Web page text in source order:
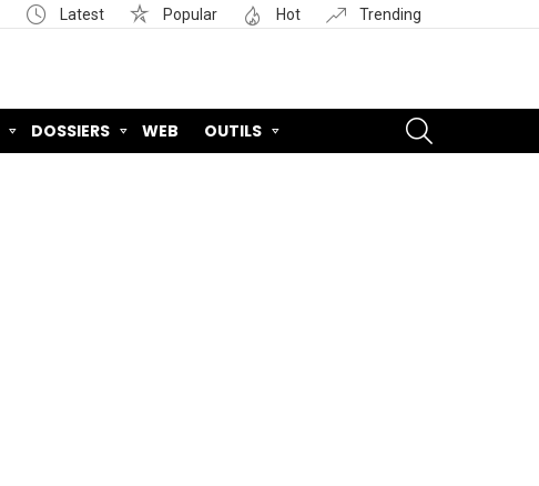
Latest Popular Hot Trending
DOSSIERS WEB OUTILS